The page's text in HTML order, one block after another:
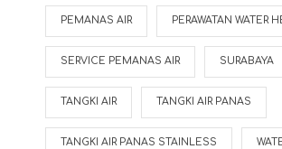
PEMANAS AIR PERAWATAN WATER
SERVICE PEMANAS AIR SURABAYA
TANGKI AIR TANGKI AIR PANAS
TANGKI AIR PANAS STAINLESS